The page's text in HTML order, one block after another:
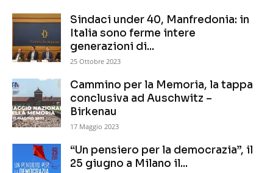
Sindaci under 40, Manfredonia: in
Italia sono ferme intere
generazioni di...
25 Ottobre 2023
Cammino per la Memoria, la tappa
conclusiva ad Auschwitz –
Birkenau
17 Maggio 2023
“Un pensiero per la democrazia”, il
25 giugno a Milano il...